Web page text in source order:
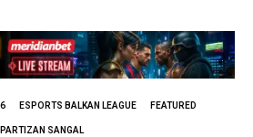
ESPORTS BALKAN LEAGUE FEATURED
PARTIZAN SANGAL